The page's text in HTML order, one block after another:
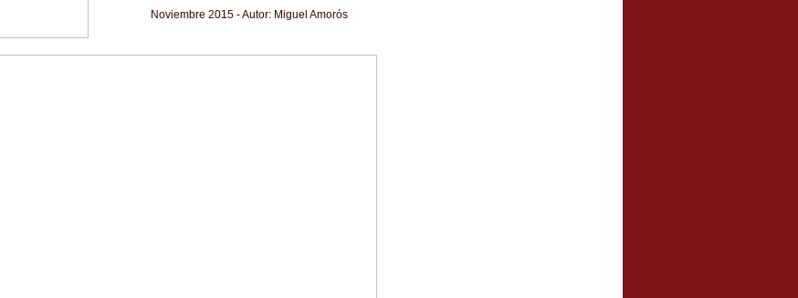
Noviembre 2015 - Autor: Miguel Amorós